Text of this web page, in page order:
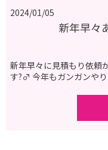
2024/01/05
新年早々
新年早々に見積もり依頼
す?‍♂️ 今年もガンガンや